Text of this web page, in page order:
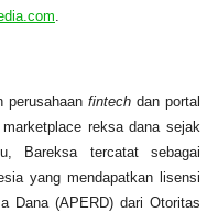
.
perusahaan fintech dan portal
reksa dana sejak
Bareksa tercatat sebagai
yang mendapatkan lisensi
Dana (APERD) dari Otoritas